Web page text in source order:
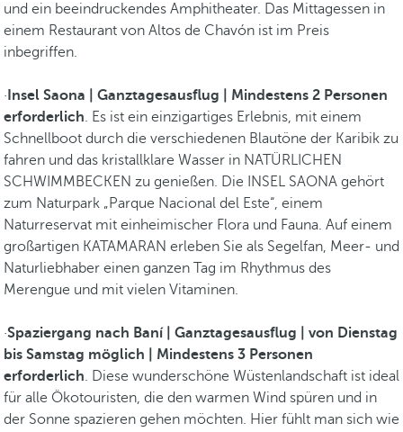
und ein beeindruckendes Amphitheater. Das Mittagessen in
einem Restaurant von Altos de Chavón ist im Preis
inbegriffen.
· Insel Saona | Ganztagesausflug | Mindestens 2 Personen
erforderlich. Es ist ein einzigartiges Erlebnis, mit einem
Schnellboot durch die verschiedenen Blautöne der Karibik zu
fahren und das kristallklare Wasser in NATÜRLICHEN
SCHWIMMBECKEN zu genießen. Die INSEL SAONA gehört
zum Naturpark „Parque Nacional del Este“, einem
Naturreservat mit einheimischer Flora und Fauna. Auf einem
großartigen KATAMARAN erleben Sie als Segelfan, Meer- und
Naturliebhaber einen ganzen Tag im Rhythmus des
Merengue und mit vielen Vitaminen.
·Spaziergang nach Baní | Ganztagesausflug | von Dienstag
bis Samstag möglich | Mindestens 3 Personen
erforderlich. Diese wunderschöne Wüstenlandschaft ist ideal
für alle Ökotouristen, die den warmen Wind spüren und in
der Sonne spazieren gehen möchten. Hier fühlt man sich wie